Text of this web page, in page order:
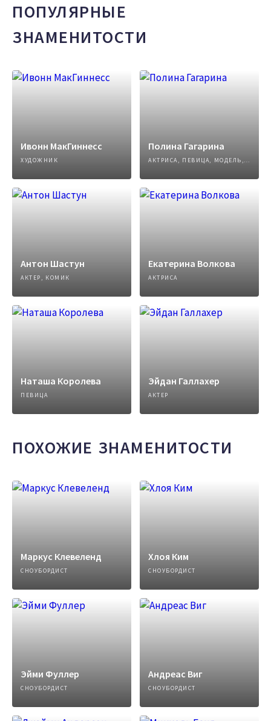
ПОПУЛЯРНЫЕ
ЗНАМЕНИТОСТИ
Ивонн МакГиннесс
ХУДОЖНИК
Полина Гагарина
АКТРИСА, ПЕВИЦА, МОДЕЛЬ, АВТОР ПЕСЕН
Антон Шастун
АКТЕР, КОМИК
Екатерина Волкова
АКТРИСА
Наташа Королева
ПЕВИЦА
Эйдан Галлахер
АКТЕР
ПОХОЖИЕ ЗНАМЕНИТОСТИ
Маркус Клевеленд
СНОУБОРДИСТ
Хлоя Ким
СНОУБОРДИСТ
Эйми Фуллер
СНОУБОРДИСТ
Андреас Виг
СНОУБОРДИСТ